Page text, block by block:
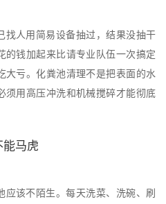
找人用简易设备抽过，结果没抽干
的钱加起来比请专业队伍一次搞定
大亏。化粪池清理不是把表面的水
须用高压冲洗和机械搅碎才能彻底
马虎
应该不陌生。每天洗菜、洗碗、刷